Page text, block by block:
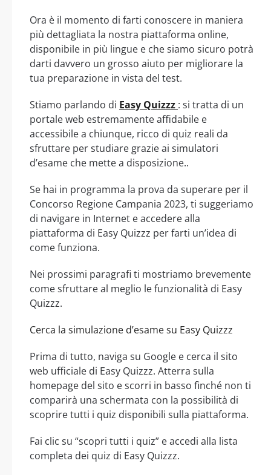
Ora è il momento di farti conoscere in maniera
più dettagliata la nostra piattaforma online,
disponibile in più lingue e che siamo sicuro potrà
darti davvero un grosso aiuto per migliorare la
tua preparazione in vista del test.
Stiamo parlando di Easy Quizzz : si tratta di un
portale web estremamente affidabile e
accessibile a chiunque, ricco di quiz reali da
sfruttare per studiare grazie ai simulatori
d’esame che mette a disposizione..
Se hai in programma la prova da superare per il
Concorso Regione Campania 2023, ti suggeriamo
di navigare in Internet e accedere alla
piattaforma di Easy Quizzz per farti un’idea di
come funziona.
Nei prossimi paragrafi ti mostriamo brevemente
come sfruttare al meglio le funzionalità di Easy
Quizzz.
Cerca la simulazione d’esame su Easy Quizzz
Prima di tutto, naviga su Google e cerca il sito
web ufficiale di Easy Quizzz. Atterra sulla
homepage del sito e scorri in basso finché non ti
comparirà una schermata con la possibilità di
scoprire tutti i quiz disponibili sulla piattaforma.
Fai clic su “scopri tutti i quiz” e accedi alla lista
completa dei quiz di Easy Quizzz.